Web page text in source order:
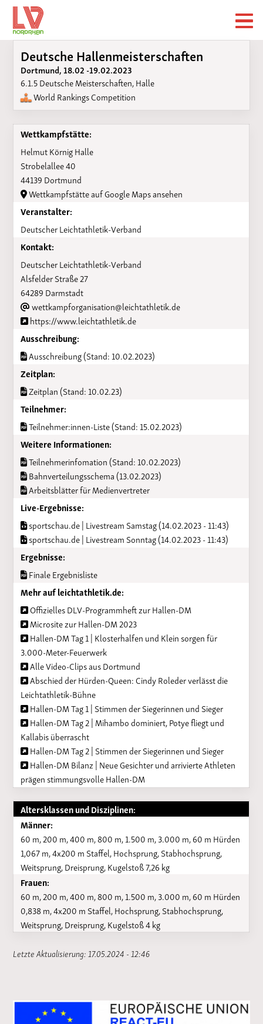
Deutsche Hallenmeisterschaften
Dortmund, 18.02 -19.02.2023
6.1.5 Deutsche Meisterschaften, Halle
World Rankings Competition
Wettkampfstätte:
Helmut Körnig Halle
Strobelallee 40
44139 Dortmund
Wettkampfstätte auf Google Maps ansehen
Veranstalter:
Deutscher Leichtathletik-Verband
Kontakt:
Deutscher Leichtathletik-Verband
Alsfelder Straße 27
64289 Darmstadt
wettkampforganisation@leichtathletik.de
https://www.leichtathletik.de
Ausschreibung:
Ausschreibung (Stand: 10.02.2023)
Zeitplan:
Zeitplan (Stand: 10.02.23)
Teilnehmer:
Teilnehmer:innen-Liste (Stand: 15.02.2023)
Weitere Informationen:
Teilnehmerinfomation (Stand: 10.02.2023)
Bahnverteilungsschema (13.02.2023)
Arbeitsblätter für Medienvertreter
Live-Ergebnisse:
sportschau.de | Livestream Samstag (14.02.2023 - 11:43)
sportschau.de | Livestream Sonntag (14.02.2023 - 11:43)
Ergebnisse:
Finale Ergebnisliste
Mehr auf leichtathletik.de:
Offizielles DLV-Programmheft zur Hallen-DM
Microsite zur Hallen-DM 2023
Hallen-DM Tag 1 | Klosterhalfen und Klein sorgen für
3.000-Meter-Feuerwerk
Alle Video-Clips aus Dortmund
Abschied der Hürden-Queen: Cindy Roleder verlässt die
Leichtathletik-Bühne
Hallen-DM Tag 1 | Stimmen der Siegerinnen und Sieger
Hallen-DM Tag 2 | Mihambo dominiert, Potye fliegt und
Kallabis überrascht
Hallen-DM Tag 2 | Stimmen der Siegerinnen und Sieger
Hallen-DM Bilanz | Neue Gesichter und arrivierte Athleten
prägen stimmungsvolle Hallen-DM
Altersklassen und Disziplinen:
Männer:
60 m, 200 m, 400 m, 800 m, 1.500 m, 3.000 m, 60 m Hürden
1,067 m, 4x200 m Staffel, Hochsprung, Stabhochsprung,
Weitsprung, Dreisprung, Kugelstoß 7,26 kg
Frauen:
60 m, 200 m, 400 m, 800 m, 1.500 m, 3.000 m, 60 m Hürden
0,838 m, 4x200 m Staffel, Hochsprung, Stabhochsprung,
Weitsprung, Dreisprung, Kugelstoß 4 kg
Letzte Aktualisierung: 17.05.2024 - 12:46